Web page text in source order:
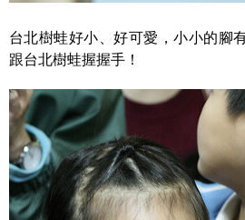
台北樹蛙好小、好可愛，小小的腳
跟台北樹蛙握握手！